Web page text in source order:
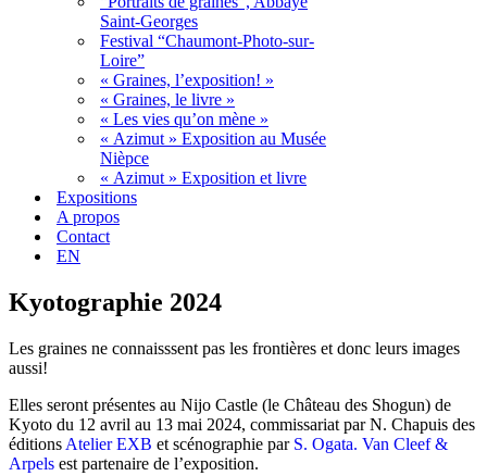
Saint-Georges
Festival “Chaumont-Photo-sur-
Loire”
« Graines, l’exposition! »
« Graines, le livre »
« Les vies qu’on mène »
« Azimut » Exposition au Musée
Nièpce
« Azimut » Exposition et livre
Expositions
A propos
Contact
EN
Kyotographie 2024
Les graines ne connaisssent pas les frontières et donc leurs images
aussi!
Elles seront présentes au Nijo Castle (le Château des Shogun) de
Kyoto du 12 avril au 13 mai 2024, commissariat par N. Chapuis des
éditions Atelier EXB et scénographie par S. Ogata. Van Cleef &
Arpels est partenaire de l’exposition.